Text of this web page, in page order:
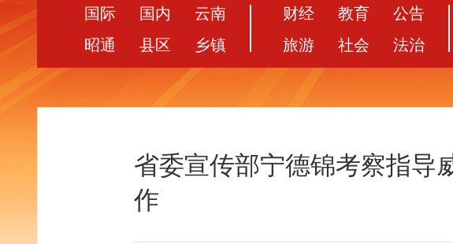
国际 国内
云南
昭通
县区 乡镇
财经 教育
公告
旅游
社会 法治
省委宣传部宁德锦考察指导
作